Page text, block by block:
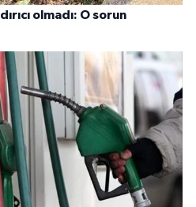
olmadı: O sorun